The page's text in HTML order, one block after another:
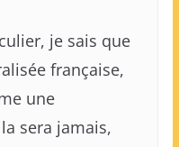
je sais que
française,
une
sera jamais,